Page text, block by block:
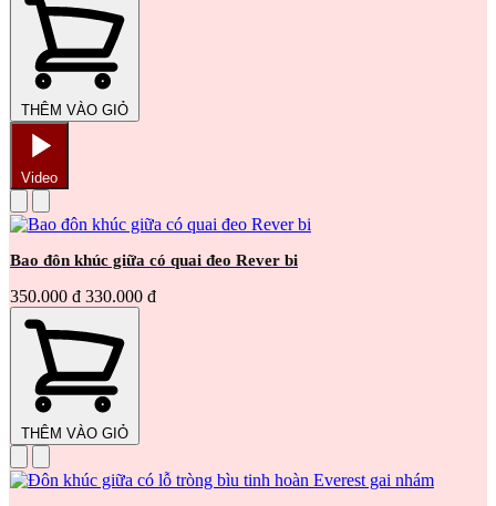
THÊM VÀO GIỎ
Video
Bao đôn khúc giữa có quai đeo Rever bi
350.000 đ 330.000 đ
THÊM VÀO GIỎ